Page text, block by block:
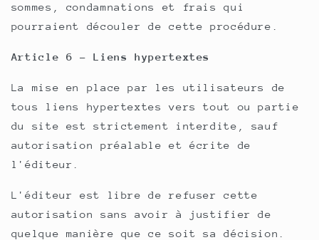
sommes, condamnations et frais qui
pourraient découler de cette procédure.
Article 6 - Liens hypertextes
La mise en place par les utilisateurs de
tous liens hypertextes vers tout ou partie
du site est strictement interdite, sauf
autorisation préalable et écrite de
l'éditeur.
L'éditeur est libre de refuser cette
autorisation sans avoir à justifier de
quelque manière que ce soit sa décision.